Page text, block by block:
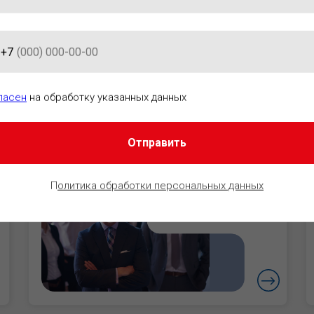
ПРАВОВОГО
Руководители
Уверенность в
безопасности
+7
на обработку указанных данных
Отправить
Политика обработки персональных данных